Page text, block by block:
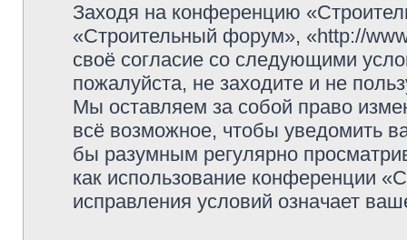
Заходя на конференцию
«Строительный форум», «http://
своё согласие со следующими
пожалуйста, не заходите и не
Мы оставляем за собой право
всё возможное, чтобы уведомить
бы разумным регулярно
как использование конференции
исправления условий означает